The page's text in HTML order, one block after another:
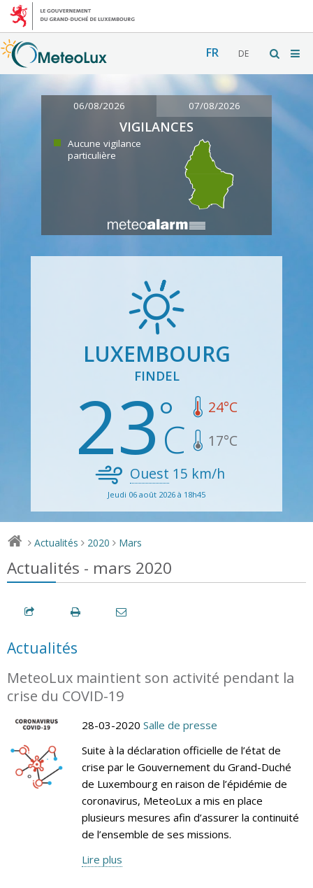
FR DE
06/08/2026 07/08/2026
VIGILANCES
Aucune vigilance
particulière
LUXEMBOURG
FINDEL
23 24°C
17°C
Ouest 15 km/h
Jeudi 06 août 2026 à 18h45
> Actualités > 2020 > Mars
Actualités - mars 2020
Actualités
MeteoLux maintient son activité pendant la
crise du COVID-19
28-03-2020 Salle de presse
Suite à la déclaration officielle de l’état de
crise par le Gouvernement du Grand-Duché
de Luxembourg en raison de l’épidémie de
coronavirus, MeteoLux a mis en place
plusieurs mesures afin d’assurer la continuité
de l’ensemble de ses missions.
Lire plus